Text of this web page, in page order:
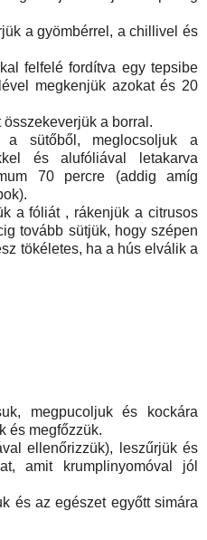
a gyömbérrel, a chillivel és
felfelé fordítva egy tepsibe
megkenjük azokat és 20
összekeverjük a borral.
sütőből, meglocsoljuk a
és alufóliával letakarva
70 percre (addig amíg
a fóliát , rákenjük a citrusos
tovább sütjük, hogy szépen
tökéletes, ha a hús elválik a
megpucoljuk és kockára
és megfőzzük.
ellenőrizzük), leszűrjük és
amit krumplinyomóval jól
és az egészet egyőtt simára